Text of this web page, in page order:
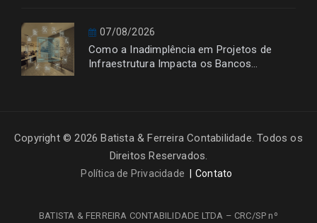
07/08/2026
Como a Inadimplência em Projetos de
Infraestrutura Impacta os Bancos
Copyright © 2026 Batista & Ferreira Contabilidade. Todos os
Direitos Reservados.
Política de Privacidade Contato
BATISTA & FERREIRA CONTABILIDADE LTDA – CRC/SP nº